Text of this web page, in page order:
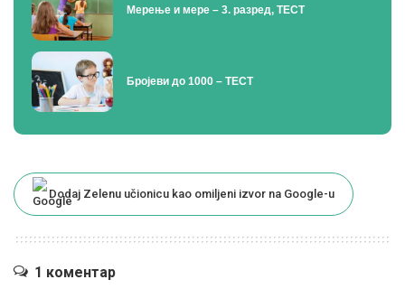
Мерење и мере – 3. разред, ТЕСТ
Бројеви до 1000 – ТЕСТ
Dodaj Zelenu učionicu kao omiljeni izvor na Google-u
1 коментар